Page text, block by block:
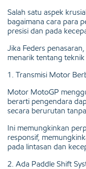
Salah satu aspek
bagaimana cara para
presisi dan pada
Jika Feders
menarik tentang
1. Transmisi Motor
Motor MotoGP
berarti pengendara
secara berurutan
Ini memungkinkan
responsif,
pada lintasan dan
2. Ada Paddle Shift